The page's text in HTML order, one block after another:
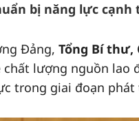
bị năng lực cạnh
Đảng, Tổng Bí thư,
lượng nguồn lao
trong giai đoạn